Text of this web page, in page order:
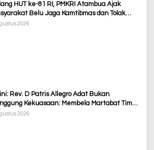
HUT ke-81 RI, PMKRI Atambua Ajak
Belu Jaga Kamtibmas dan Tolak
2026
Rev. D Patris Allegro Adat Bukan
Kekuasaan: Membela Martabat Timor
Politik Simbolik
2026